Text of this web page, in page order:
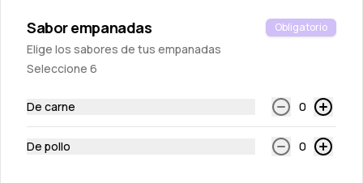
S/ 10.00
Sabor empanadas Obligatorio
Elige los sabores de tus empanadas
Seleccione 6
De carne 0
De pollo 0